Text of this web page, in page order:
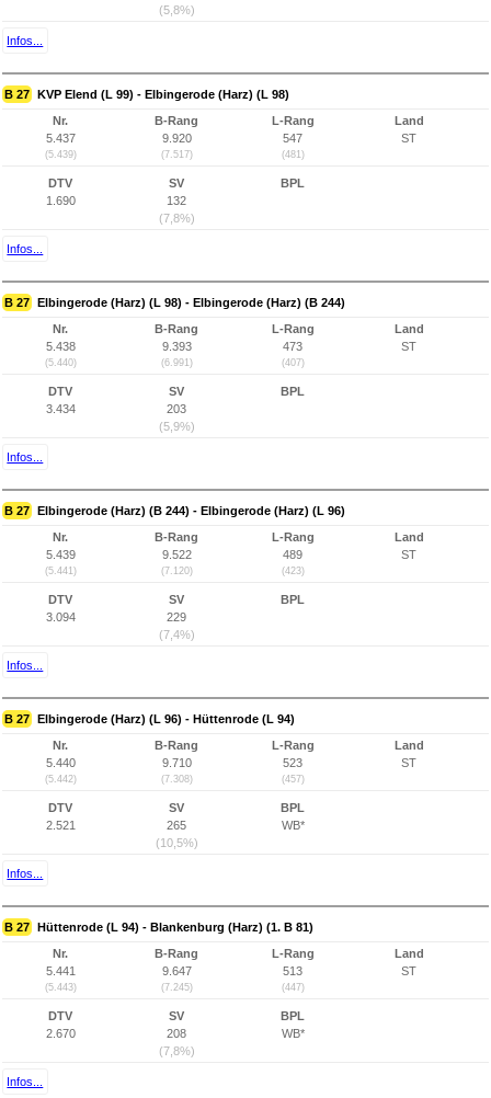
(5,8%)
Infos...
B 27 KVP Elend (L 99) - Elbingerode (Harz) (L 98)
Nr.
5.437
(5.439)
B-Rang
9.920
(7.517)
L-Rang
547
(481)
Land
ST
DTV
1.690
SV
132
(7,8%)
BPL
Infos...
B 27 Elbingerode (Harz) (L 98) - Elbingerode (Harz) (B 244)
Nr.
5.438
(5.440)
B-Rang
9.393
(6.991)
L-Rang
473
(407)
Land
ST
DTV
3.434
SV
203
(5,9%)
BPL
Infos...
B 27 Elbingerode (Harz) (B 244) - Elbingerode (Harz) (L 96)
Nr.
5.439
(5.441)
B-Rang
9.522
(7.120)
L-Rang
489
(423)
Land
ST
DTV
3.094
SV
229
(7,4%)
BPL
Infos...
B 27 Elbingerode (Harz) (L 96) - Hüttenrode (L 94)
Nr.
5.440
(5.442)
B-Rang
9.710
(7.308)
L-Rang
523
(457)
Land
ST
DTV
2.521
SV
265
(10,5%)
BPL
WB*
Infos...
B 27 Hüttenrode (L 94) - Blankenburg (Harz) (1. B 81)
Nr.
5.441
(5.443)
B-Rang
9.647
(7.245)
L-Rang
513
(447)
Land
ST
DTV
2.670
SV
208
(7,8%)
BPL
WB*
Infos...